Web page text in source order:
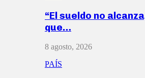
“El sueldo no
que…
8 agosto, 2026
PAÍS